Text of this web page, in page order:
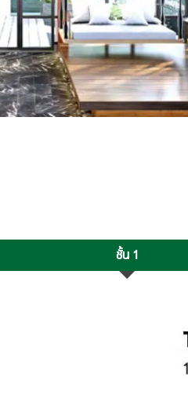
ชั้น 1